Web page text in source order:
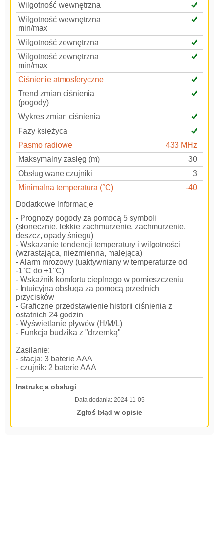
Wilgotność wewnętrzna
Wilgotność wewnętrzna
min/max
Wilgotność zewnętrzna
Wilgotność zewnętrzna
min/max
Ciśnienie atmosferyczne
Trend zmian ciśnienia
(pogody)
Wykres zmian ciśnienia
Fazy księżyca
Pasmo radiowe
433 MHz
Maksymalny zasięg (m)
30
Obsługiwane czujniki
3
Minimalna temperatura (°C)
-40
Dodatkowe informacje
- Prognozy pogody za pomocą 5 symboli
(słonecznie, lekkie zachmurzenie, zachmurzenie,
deszcz, opady śniegu)
- Wskazanie tendencji temperatury i wilgotności
(wzrastająca, niezmienna, malejąca)
- Alarm mrozowy (uaktywniany w temperaturze od
-1°C do +1°C)
- Wskaźnik komfortu cieplnego w pomieszczeniu
- Intuicyjna obsługa za pomocą przednich
przycisków
- Graficzne przedstawienie historii ciśnienia z
ostatnich 24 godzin
- Wyświetlanie pływów (H/M/L)
- Funkcja budzika z "drzemką"
Zasilanie:
- stacja: 3 baterie AAA
- czujnik: 2 baterie AAA
Instrukcja obsługi
Data dodania: 2024-11-05
Zgłoś błąd w opisie